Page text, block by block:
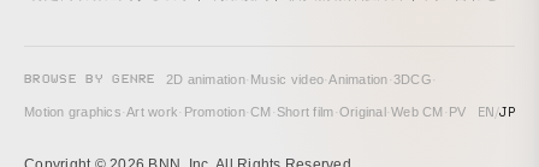
BROWSE BY GENRE 2D animation· Music video·Animation·3DCG·
Motion graphics·Art work· Promotion·CM · Short film·Original ·Web CM · PV EN/JP